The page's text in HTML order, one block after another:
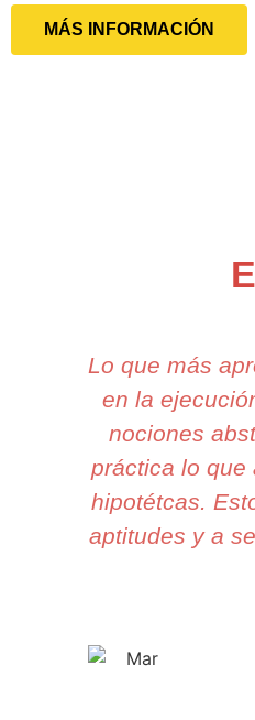
MÁS INFORMACIÓN
Lo que más
en la
nociones
práctica lo que
hipotétcas.
aptitudes y a